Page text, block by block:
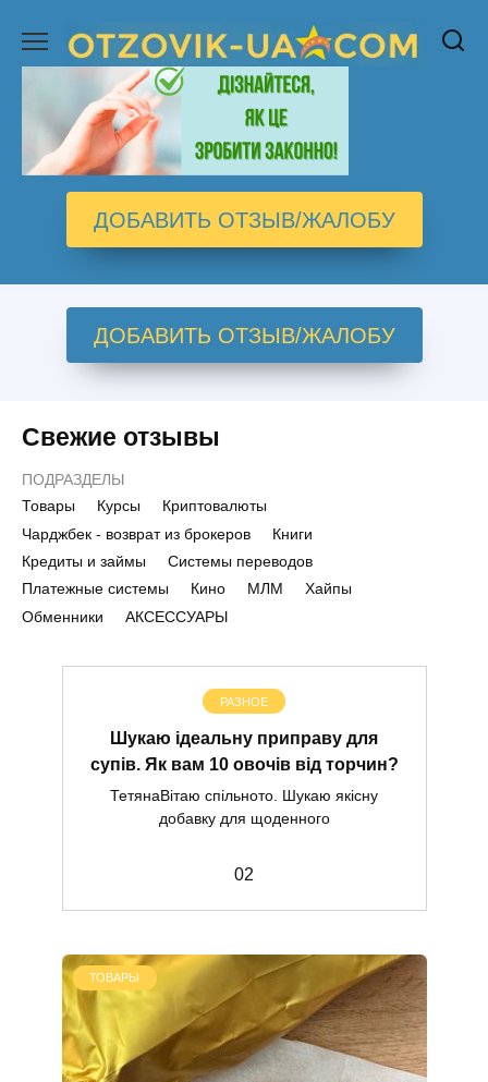
содержанию
ДОБАВИТЬ ОТЗЫВ/ЖАЛОБУ
ДОБАВИТЬ ОТЗЫВ/ЖАЛОБУ
Свежие отзывы
ПОДРАЗДЕЛЫ
Товары
Курсы
Криптовалюты
Чарджбек - возврат из брокеров
Книги
Кредиты и займы
Системы переводов
Платежные системы
Кино МЛМ
Хайпы
Обменники
АКСЕССУАРЫ
РАЗНОЕ
Шукаю ідеальну приправу для
супів. Як вам 10 овочів від торчин?
ТетянаВітаю спільното. Шукаю якісну
добавку для щоденного
02
ТОВАРЫ